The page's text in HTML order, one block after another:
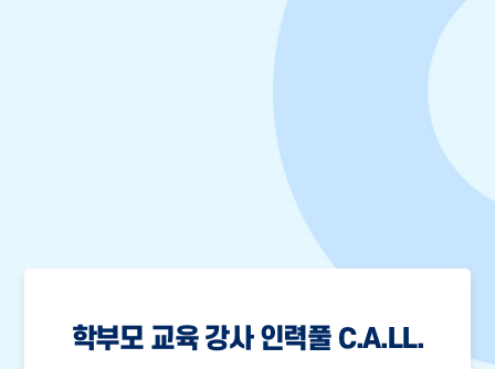
학부모 교육 강사 인력풀 C.A.LL.